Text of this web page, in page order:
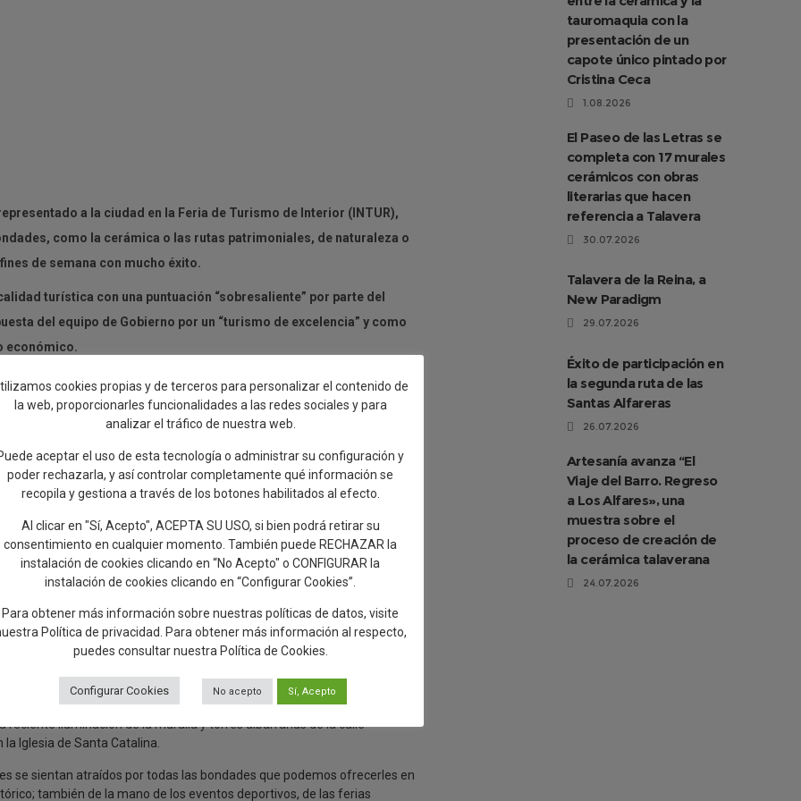
a la ciudad en la Feria de Turismo de Interior (INTUR),
como la cerámica o las rutas patrimoniales, de naturaleza o
de semana con mucho éxito.
turística con una puntuación “sobresaliente” por parte del
del equipo de Gobierno por un “turismo de excelencia” y como
económico.
de Turismo, Artesanía y Comercio, María Jesús Pérez, ha asegura
oportunidad que se abra para promocionar la ciudad de Talavera”,
puedan venir a conocernos y disfrutar de ellas, como a través de
e internacionales.
de semana en la Feria de Turismo Interior (INTUR), que se ha
a los visitantes la seña de identidad de la ciudad y la gran ocasión
única a la cerámica de Talavera y que la hacen merecedora de
también se ha referido a las diferentes actividades que se ofrecen
de naturaleza y para descubrir la comarca. “Están resultando
los turistas que se acercan a pedir información a la Oficina de
por el Conjunto Histórico de la ciudad, o por los senderos más
de Vascos o la Sierra de San Vicente. Del mismo modo, se ha
y colaboramos con todas aquellas iniciativas que contribuyan a
tren histórico que este fin de semana ha llegado con 250 viajeros y
reciente iluminación de la muralla y torres albarranas de la calle
Iglesia de Santa Catalina.
se sientan atraídos por todas las bondades que podemos ofrecerles en
también de la mano de los eventos deportivos, de las ferias
tauromaquia con la
presentación de un
capote único pintado por
Cristina Ceca
1.08.2026
El Paseo de las Letras se
completa con 17 murales
cerámicos con obras
literarias que hacen
referencia a Talavera
30.07.2026
Talavera de la Reina, a
New Paradigm
29.07.2026
Éxito de participación en
la segunda ruta de las
Santas Alfareras
26.07.2026
Artesanía avanza “El
Viaje del Barro. Regreso
a Los Alfares», una
muestra sobre el
proceso de creación de
la cerámica talaverana
24.07.2026
cookies propias y de terceros para personalizar el contenido de
la web, proporcionarles funcionalidades a las redes sociales y para
analizar el tráfico de nuestra web.
aceptar el uso de esta tecnología o administrar su configuración y
poder rechazarla, y así controlar completamente qué información se
recopila y gestiona a través de los botones habilitados al efecto.
Al clicar en "Sí, Acepto", ACEPTA SU USO, si bien podrá retirar su
consentimiento en cualquier momento. También puede RECHAZAR la
instalación de cookies clicando en “No Acepto" o CONFIGURAR la
instalación de cookies clicando en “Configurar Cookies”.
Para obtener más información sobre nuestras políticas de datos, visite
Política de privacidad. Para obtener más información al respecto,
puedes consultar nuestra Política de Cookies.
Configurar Cookies No acepto Sí, Acepto